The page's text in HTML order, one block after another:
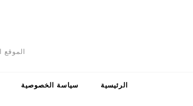
الرئيسية سياسة الخصوصية